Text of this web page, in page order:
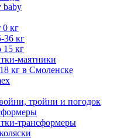
baby
0 кг
36 кг
15 кг
маятники
кг в Смоленске
тройни и погодок
трансформеры